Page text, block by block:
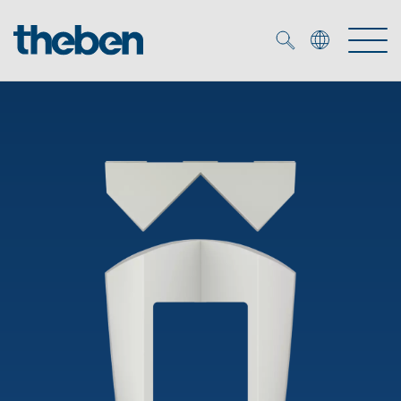
Smart Home
Détecteurs de présence et de mouvement
Spots LED
Solutions OEM
Experts OEM
Références
Contrôle du temps et de la lumière
Commande d'éclairage DALI-2
Médiathèque